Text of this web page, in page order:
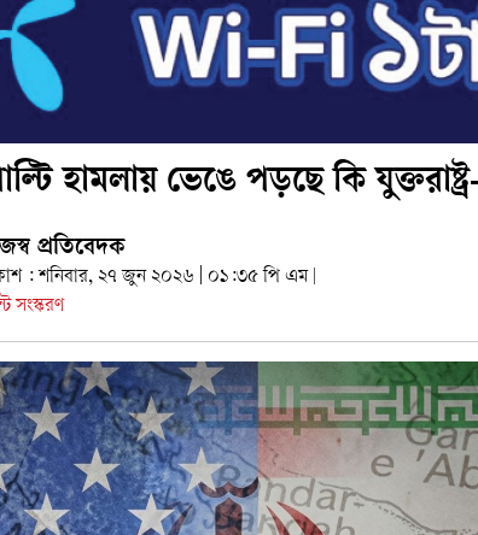
হামলায় ভেঙে পড়ছে কি
প্রতিবেদক
: শনিবার, ২৭ জুন ২০২৬ | ০১:৩৫ পি এম
সংস্করণ